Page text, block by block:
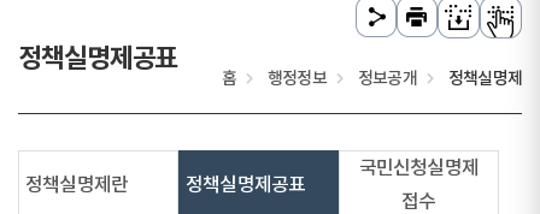
정책실명제공표
홈 행정정보 정보공개 정책실명제
정책실명제란 정책실명제공표
국민신청실명제
접수